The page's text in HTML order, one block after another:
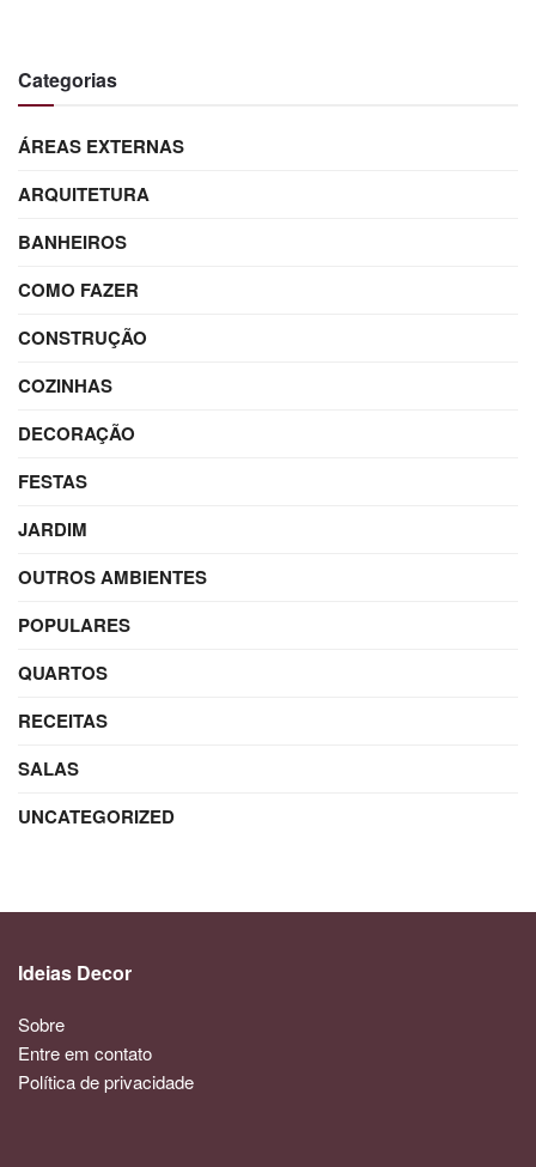
Categorias
ÁREAS EXTERNAS
ARQUITETURA
BANHEIROS
COMO FAZER
CONSTRUÇÃO
COZINHAS
DECORAÇÃO
FESTAS
JARDIM
OUTROS AMBIENTES
POPULARES
QUARTOS
RECEITAS
SALAS
UNCATEGORIZED
Ideias Decor
Sobre
Entre em contato
Política de privacidade